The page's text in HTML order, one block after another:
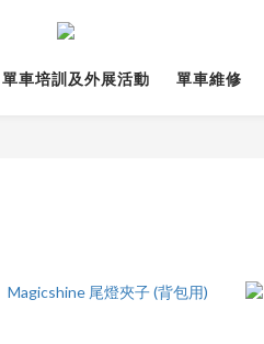
單車培訓及外展活動 單車維修